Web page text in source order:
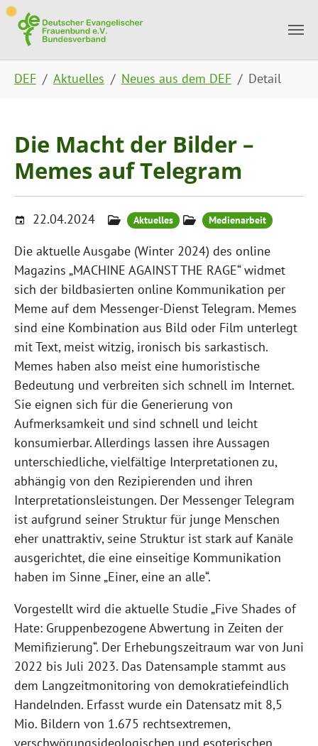
Skip to main content
Skip to page footer
DEF Aktuelles Neues aus dem DEF Detail
Die Macht der Bilder –
Memes auf Telegram
22.04.2024 Aktuelles Medienarbeit
Die aktuelle Ausgabe (Winter 2024) des online
Magazins „MACHINE AGAINST THE RAGE“ widmet
sich der bildbasierten online Kommunikation per
Meme auf dem Messenger-Dienst Telegram. Memes
sind eine Kombination aus Bild oder Film unterlegt
mit Text, meist witzig, ironisch bis sarkastisch.
Memes haben also meist eine humoristische
Bedeutung und verbreiten sich schnell im Internet.
Sie eignen sich für die Generierung von
Aufmerksamkeit und sind schnell und leicht
konsumierbar. Allerdings lassen ihre Aussagen
unterschiedliche, vielfältige Interpretationen zu,
abhängig von den Rezipierenden und ihren
Interpretationsleistungen. Der Messenger Telegram
ist aufgrund seiner Struktur für junge Menschen
eher unattraktiv, seine Struktur ist stark auf Kanäle
ausgerichtet, die eine einseitige Kommunikation
haben im Sinne „Einer, eine an alle“.
Vorgestellt wird die aktuelle Studie „Five Shades of
Hate: Gruppenbezogene Abwertung in Zeiten der
Memifizierung“. Der Erhebungszeitraum war von Juni
2022 bis Juli 2023. Das Datensample stammt aus
dem Langzeitmonitoring von demokratiefeindlich
Handelnden. Erfasst wurde ein Datensatz mit 8,5
Mio. Bildern von 1.675 rechtsextremen,